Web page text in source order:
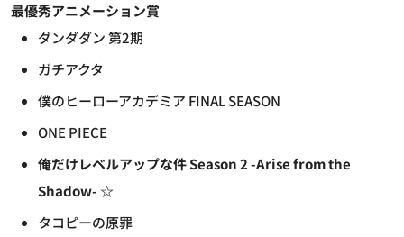
最優秀アニメーション賞
ダンダダン 第2期
ガチアクタ
僕のヒーローアカデミア FINAL SEASON
ONE PIECE
俺だけレベルアップな件 Season 2 -Arise from the
Shadow- ☆
タコピーの原罪